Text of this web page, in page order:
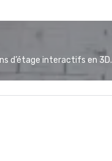
d’étage interactifs en 3D.